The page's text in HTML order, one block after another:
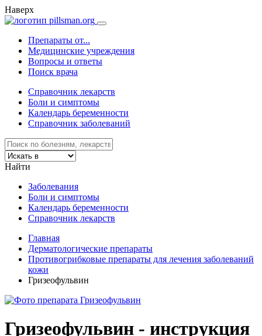
Наверх
Препараты от...
Медицинские учреждения
Вопросы и ответы
Поиск врача
Справочник лекарств
Боли и симптомы
Календарь беременности
Справочник заболеваний
Найти
Заболевания
Боли и симптомы
Календарь беременности
Справочник лекарств
Главная
Дерматологические препараты
Противогрибковые препараты для лечения заболеваний
кожи
Гризеофульвин
Гризеофульвин - инструкция